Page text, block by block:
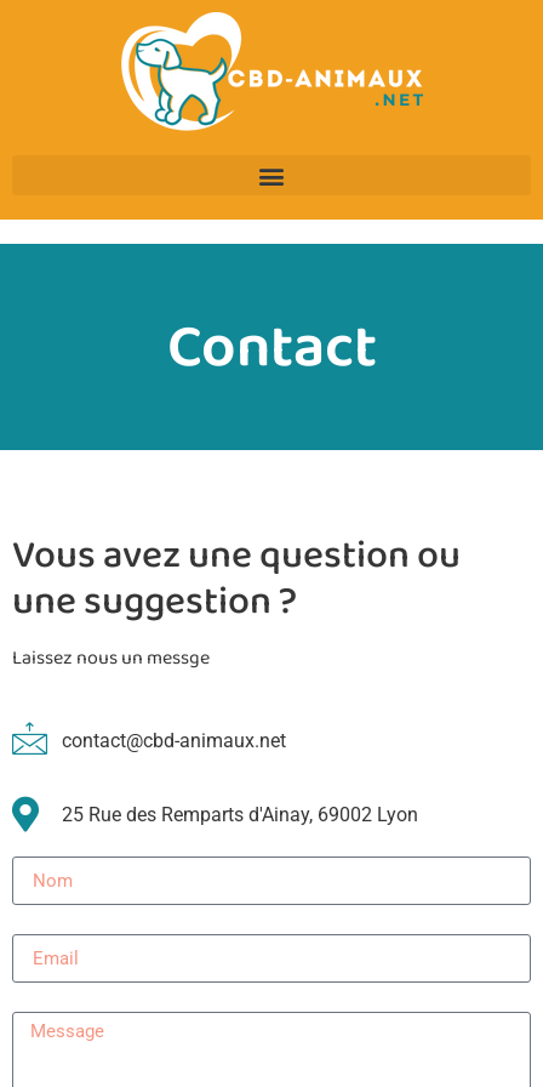
Contact
Vous avez une question ou
une suggestion ?
Laissez nous un messge
contact@cbd-animaux.net
25 Rue des Remparts d'Ainay, 69002 Lyon